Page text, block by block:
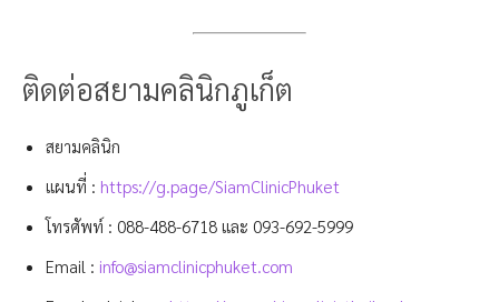
ติดต่อสยามคลินิกภูเก็ต
สยามคลินิก
แผนที่ : https://g.page/SiamClinicPhuket
โทรศัพท์ : 088-488-6718 และ 093-692-5999
Email : info@siamclinicphuket.com